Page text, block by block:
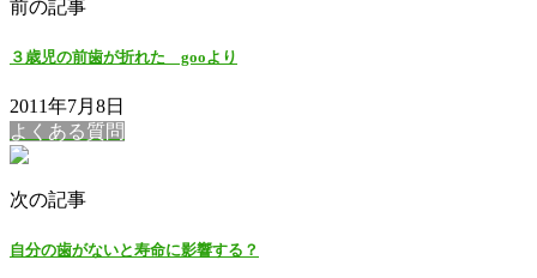
前の記事
３歳児の前歯が折れた gooより
2011年7月8日
よくある質問
次の記事
自分の歯がないと寿命に影響する？